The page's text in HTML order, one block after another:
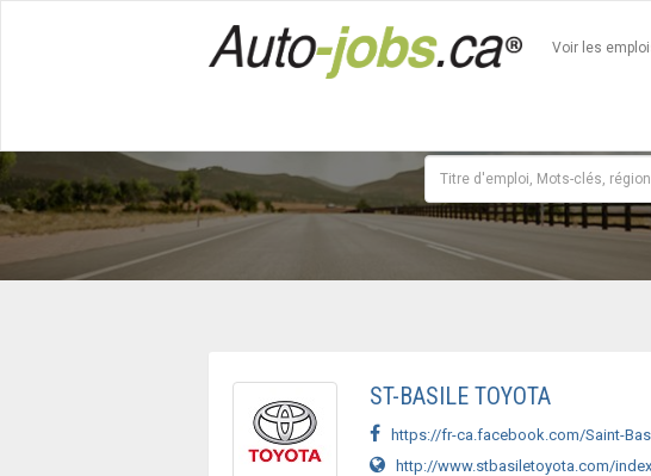
Voir les
ST-BASILE TOYOTA
https://fr-ca.facebook.com/Saint-
http://www.stbasiletoyota.com/